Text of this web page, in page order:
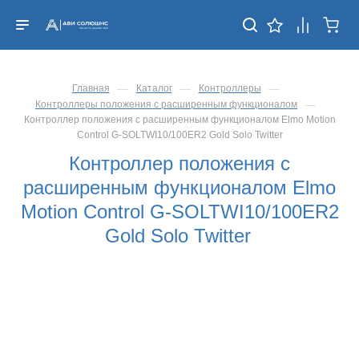
Главная — Каталог — Контроллеры —
Контроллеры положения с расширенным функционалом —
Контроллер положения с расширенным функционалом Elmo Motion
Control G-SOLTWI10/100ER2 Gold Solo Twitter
Контроллер положения с
расширенным функционалом Elmo
Motion Control G-SOLTWI10/100ER2
Gold Solo Twitter